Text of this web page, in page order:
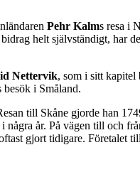
Pehr Kalms resa i
helt självständigt, har
Nettervik, som i sitt
besök i Småland.
till Skåne gjorde han
år. På vägen till och
gjort tidigare.